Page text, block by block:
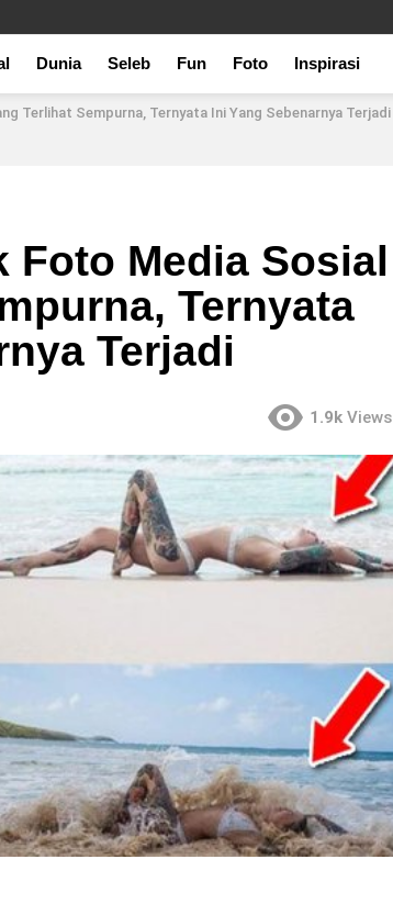
Dunia Seleb Fun Foto Inspirasi
Terlihat Sempurna, Ternyata Ini Yang Sebenarnya Terjadi
Foto Media Sosial
Ternyata
Terjadi
1.9k Views